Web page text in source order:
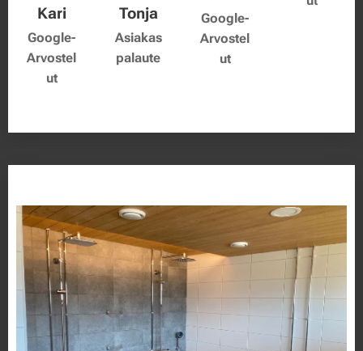
Kari
Google-
Arvostel
ut
Tonja
Asiakas
palaute
Google-
Arvostel
ut